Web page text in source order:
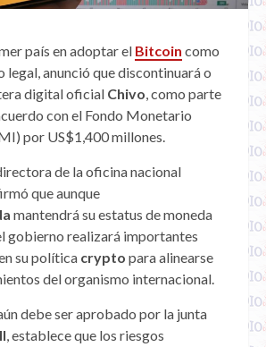
país en adoptar el Bitcoin como
legal, anunció que discontinuará o
digital oficial Chivo, como parte
con el Fondo Monetario
por US$1,400 millones.
de la oficina nacional
que aunque
mantendrá su estatus de moneda
gobierno realizará importantes
su política crypto para alinearse
del organismo internacional.
debe ser aprobado por la junta
, establece que los riesgos